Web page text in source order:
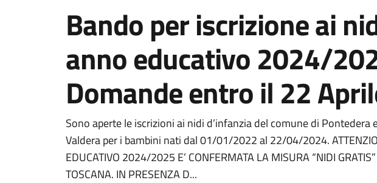
Bando per iscrizione ai
anno educativo 2024/
Domande entro il 22
Dettagli della notizia
Sono aperte le iscrizioni ai nidi d’infanzia del comune di Pontedera
Valdera per i bambini nati dal 01/01/2022 al 22/04/2024.
EDUCATIVO 2024/2025 E’ CONFERMATA LA MISURA “NIDI
TOSCANA. IN PRESENZA D...